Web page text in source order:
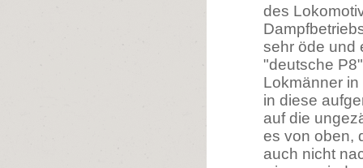
des
sehr öde und
"deutsche
Lokmänner
in diese
auf die
es von oben,
auch nicht